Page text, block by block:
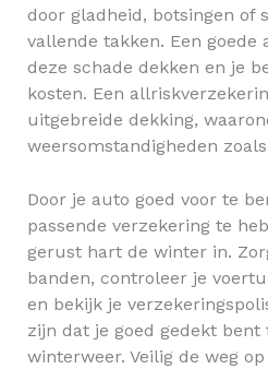
door gladheid, botsingen of
vallende takken. Een goede
deze schade dekken en je
kosten. Een
uitgebreide dekking,
weersomstandigheden
Door je auto goed voor te
passende verzekering te
gerust hart de winter in.
banden, controleer je
en bekijk je
zijn dat je goed gedekt bent
winterweer. Veilig de weg